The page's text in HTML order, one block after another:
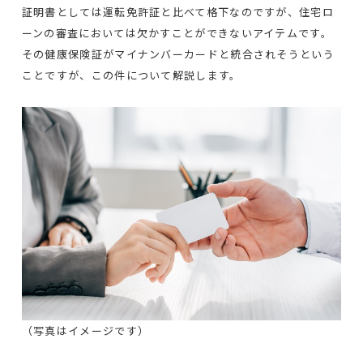
証明書としては運転免許証と比べて格下なのですが、住宅ロ
ーンの審査においては欠かすことができないアイテムです。
その健康保険証がマイナンバーカードと統合されそうという
ことですが、この件について解説します。
（写真はイメージです）